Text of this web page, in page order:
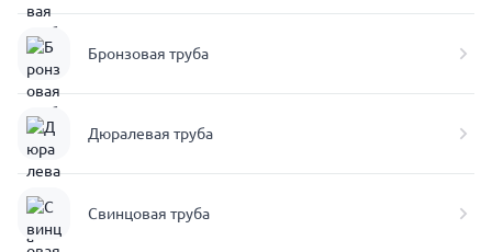
Бронзовая труба
Дюралевая труба
Свинцовая труба